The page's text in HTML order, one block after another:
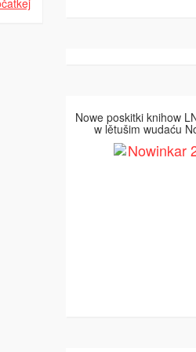
Nowe poskitki knihow
w lětušim wudaću